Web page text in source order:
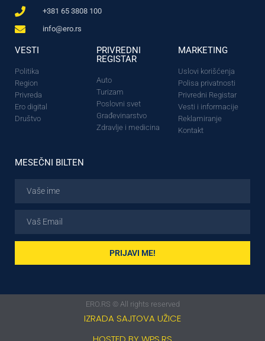
+381 65 3808 100
info@ero.rs
VESTI
Politika
Region
Privreda
Ero digital
Društvo
PRIVREDNI
REGISTAR
Auto
Turizam
Poslovni svet
Građevinarstvo
Zdravlje i medicina
MARKETING
Uslovi korišćenja
Polisa privatnosti
Privredni Registar
Vesti i informacije
Reklamiranje
Kontakt
MESEČNI BILTEN
PRIJAVI ME!
ERO.RS © All rights reserved
IZRADA SAJTOVA UŽICE